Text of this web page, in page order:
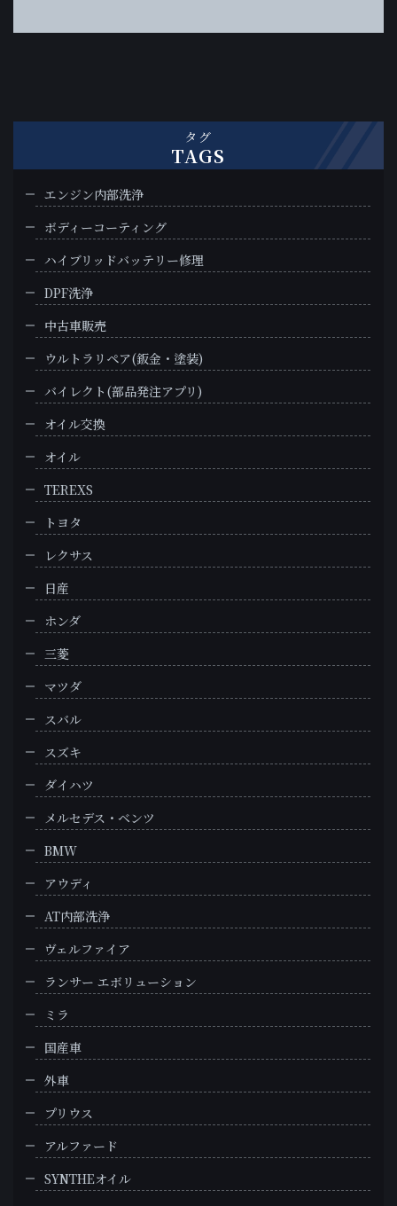
タグ
TAGS
エンジン内部洗浄
ボディーコーティング
ハイブリッドバッテリー修理
DPF洗浄
中古車販売
ウルトラリペア(鈑金・塗装)
バイレクト(部品発注アプリ)
オイル交換
オイル
TEREXS
トヨタ
レクサス
日産
ホンダ
三菱
マツダ
スバル
スズキ
ダイハツ
メルセデス・ベンツ
BMW
アウディ
AT内部洗浄
ヴェルファイア
ランサー エボリューション
ミラ
国産車
外車
プリウス
アルファード
SYNTHEオイル